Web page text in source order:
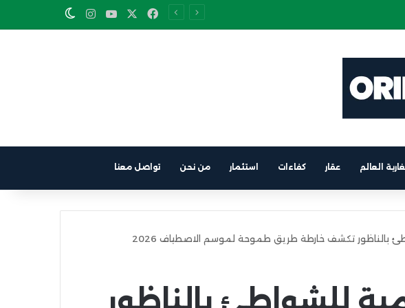
Facebook
YouTube
Instagram
Switch skin
العالم عقار كفاءات استثمار من نحن تواصل معنا
بالناظور تكشف خارطة طريق طموحة لموسم الاصطياف 2026
للشواطئ بالناظور